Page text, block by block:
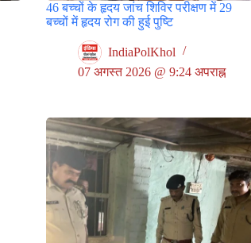
46 बच्चों के हृदय जांच शिविर परीक्षण में 29
बच्चों में हृदय रोग की हुई पुष्टि
IndiaPolKhol
07 अगस्त 2026 @ 9:24 अपराह्न